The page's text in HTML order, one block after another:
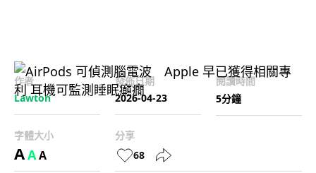
作者
Lawton
發佈日期
2026-04-23
閱讀時間
5分鐘
字體大小
AAA
分享
68